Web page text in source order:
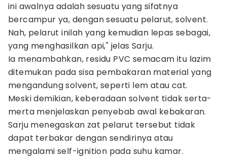
ini awalnya adalah sesuatu yang sifatnya
bercampur ya, dengan sesuatu pelarut, solvent.
Nah, pelarut inilah yang kemudian lepas sebagai,
yang menghasilkan api," jelas Sarju.
Ia menambahkan, residu PVC semacam itu lazim
ditemukan pada sisa pembakaran material yang
mengandung solvent, seperti lem atau cat.
Meski demikian, keberadaan solvent tidak serta-
merta menjelaskan penyebab awal kebakaran.
Sarju menegaskan zat pelarut tersebut tidak
dapat terbakar dengan sendirinya atau
mengalami self-ignition pada suhu kamar.